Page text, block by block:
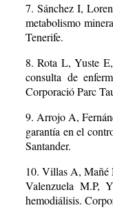
7. Sánchez I,
metabolismo
Tenerife.
8. Rota L, Yuste
consulta de
Corporació Parc
9. Arrojo A,
garantía en el
Santander.
10. Villas A, Mañé
Valenzuela M.P,
hemodiálisis.